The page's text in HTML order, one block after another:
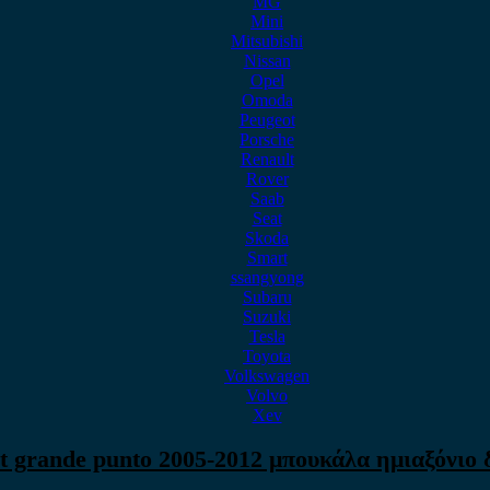
Mini
Mitsubishi
Nissan
Opel
Omoda
Peugeot
Porsche
Renault
Rover
Saab
Seat
Skoda
Smart
ssangyong
Subaru
Suzuki
Tesla
Toyota
Volkswagen
Volvo
Xev
grande punto 2005-2012 μπουκάλα ημιαξόνιο